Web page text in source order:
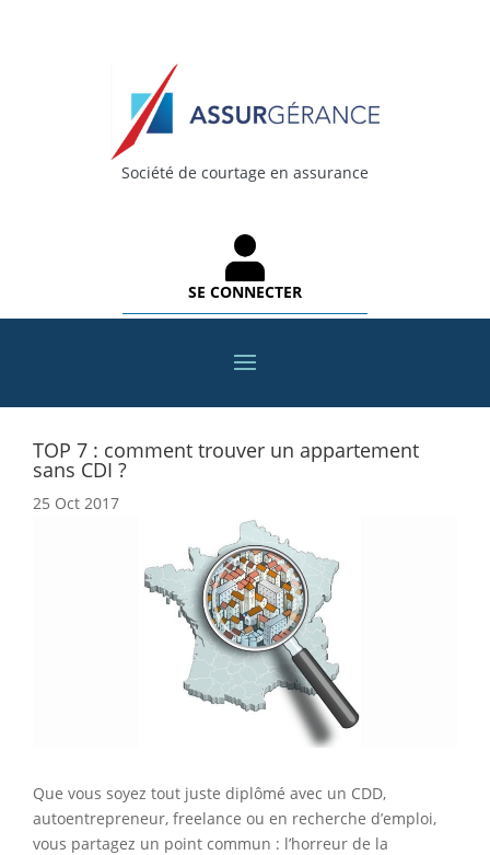
Société de courtage en assurance
SE CONNECTER
TOP 7 : comment trouver un appartement
sans CDI ?
25 Oct 2017
Que vous soyez tout juste diplômé avec un CDD,
autoentrepreneur, freelance ou en recherche d’emploi,
vous partagez un point commun : l’horreur de la